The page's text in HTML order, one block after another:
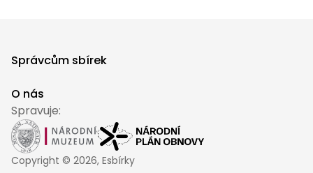
Správcům sbírek
O nás
Spravuje:
Copyright © 2026, Esbírky